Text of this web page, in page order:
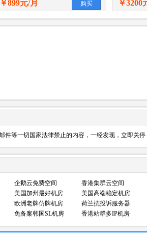
￥899元/月 购买 ￥3200
等一切国家法律禁止的内容，一经发现，立即关停
企鹅云免费空间 香港集群云空间
美国加州最好机房 美国高端稳定机房
欧洲老牌仿牌机房 荷兰抗投诉服务器
免备案韩国SL机房 香港站群多IP机房